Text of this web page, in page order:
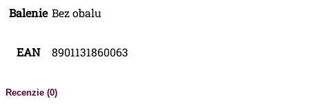
Balenie Bez obalu
EAN 8901131860063
Recenzie (0)